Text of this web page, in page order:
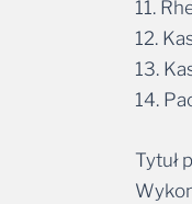
11.
12.
13.
14.
Tytuł